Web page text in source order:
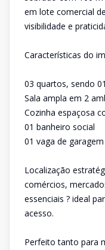
em lote comercial
visibilidade e
Características do
03 quartos, sendo
Sala ampla em 2
Cozinha espaçosa
01 banheiro social
01 vaga de
Localização
comércios,
essenciais ? ideal
acesso.
Perfeito tanto para